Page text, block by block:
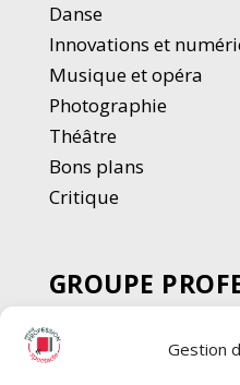
Gestion
Danse
Innovations et
Musique et opéra
Photographie
Théâtre
Bons plans
Critique
GROUPE
SPECTACLE
Chèque Intermittents